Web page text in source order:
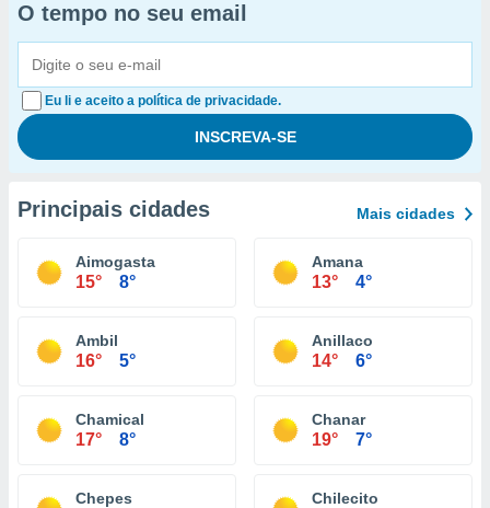
O tempo no seu email
Eu li e aceito a política de privacidade.
Principais cidades Mais cidades
Aimogasta
15° 8°
Amana
13° 4°
Ambil
16° 5°
Anillaco
14° 6°
Chamical
17° 8°
Chanar
19° 7°
Chepes Chilecito